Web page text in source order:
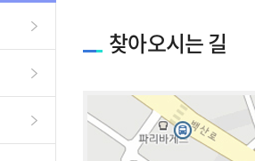
찾아오시는 길